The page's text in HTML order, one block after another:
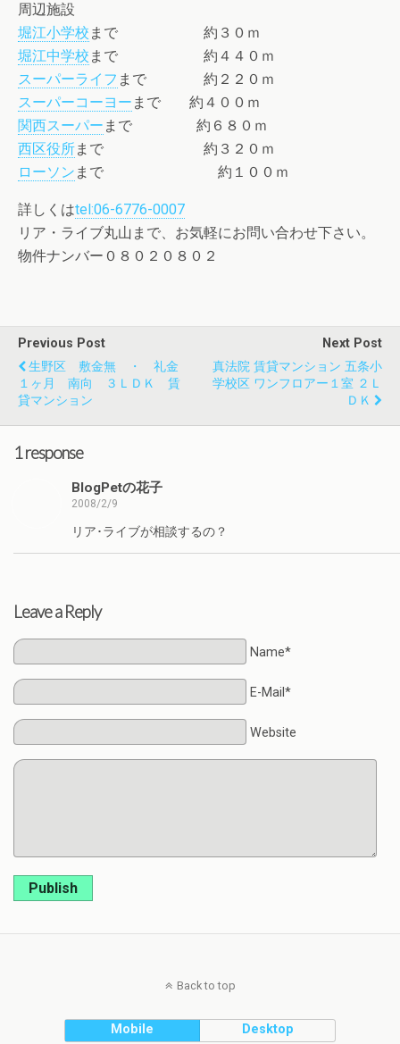
周辺施設
堀江小学校 まで 約３０ｍ
堀江中学校 まで 約４４０ｍ
スーパーライフ まで 約２２０ｍ
スーパーコーヨー まで 約４００ｍ
関西スーパー まで 約６８０ｍ
西区役所まで 約３２０ｍ
ローソン まで 約１００ｍ
詳しくはtel:06-6776-0007
リア・ライブ丸山まで、お気軽にお問い合わせ下さい。
物件ナンバー０８０２０８０２
Previous Post
生野区 敷金無 ・ 礼金
１ヶ月 南向 ３ＬＤＫ 賃
貸マンション
Next Post
真法院 賃貸マンション 五条小
学校区 ワンフロアー１室 ２Ｌ
ＤＫ
1 response
BlogPetの花子
2008/2/9
リア･ライブが相談するの？
Leave a Reply
Name*
E-Mail*
Website
Publish
Back to top
Mobile Desktop